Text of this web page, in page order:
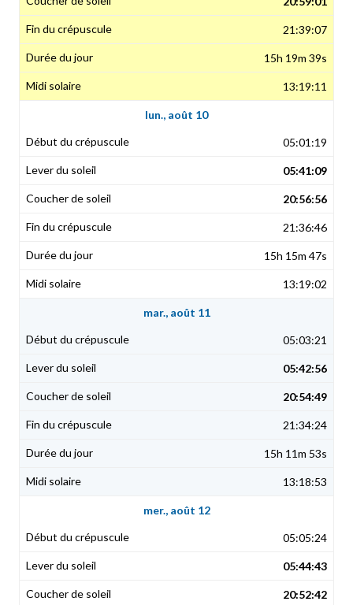
21:39:07
15h 19m 39s
13:19:11
lun., août 10
05:01:19
05:41:09
20:56:56
21:36:46
15h 15m 47s
13:19:02
mar., août 11
05:03:21
05:42:56
20:54:49
21:34:24
15h 11m 53s
13:18:53
mer., août 12
05:05:24
05:44:43
20:52:42